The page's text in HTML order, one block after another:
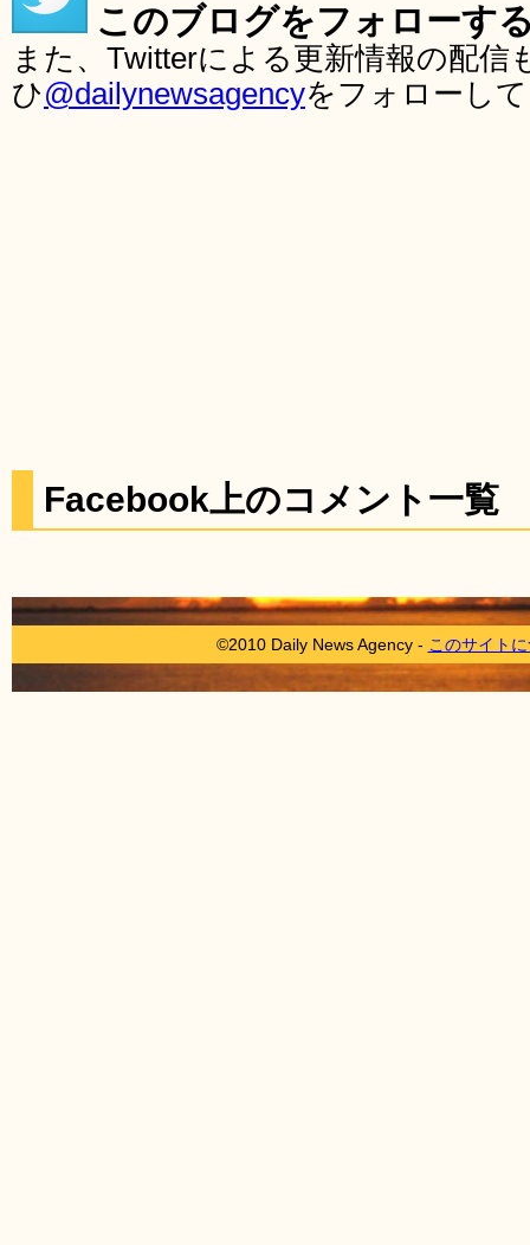
このブログをフォローす
また、Twitterによる更新情報の配
ひ@dailynewsagencyをフォローし
Facebook上のコメント一覧
©2010 Daily News Agency - このサイト